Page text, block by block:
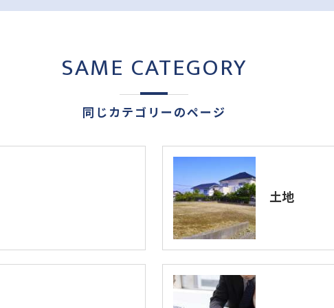
同じカテゴリーのページ
SAME CATEGORY
土地